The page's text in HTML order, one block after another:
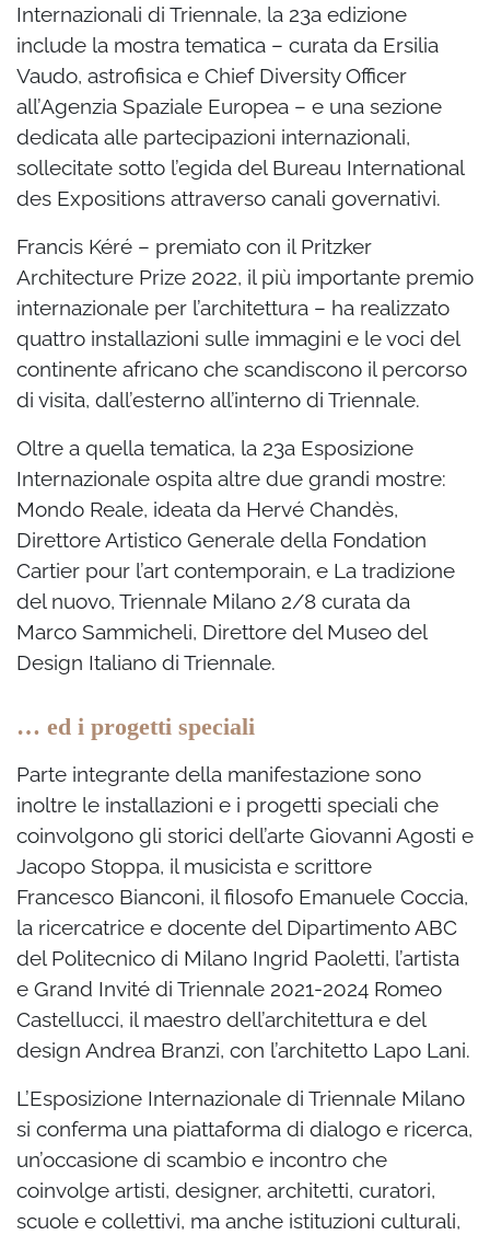
Internazionali di Triennale, la 23a edizione
include la mostra tematica – curata da Ersilia
Vaudo, astrofisica e Chief Diversity Officer
all’Agenzia Spaziale Europea – e una sezione
dedicata alle partecipazioni internazionali,
sollecitate sotto l’egida del Bureau International
des Expositions attraverso canali governativi.
Francis Kéré – premiato con il Pritzker
Architecture Prize 2022, il più importante premio
internazionale per l’architettura – ha realizzato
quattro installazioni sulle immagini e le voci del
continente africano che scandiscono il percorso
di visita, dall’esterno all’interno di Triennale.
Oltre a quella tematica, la 23a Esposizione
Internazionale ospita altre due grandi mostre:
Mondo Reale, ideata da Hervé Chandès,
Direttore Artistico Generale della Fondation
Cartier pour l’art contemporain, e La tradizione
del nuovo, Triennale Milano 2/8 curata da
Marco Sammicheli, Direttore del Museo del
Design Italiano di Triennale.
… ed i progetti speciali
Parte integrante della manifestazione sono
inoltre le installazioni e i progetti speciali che
coinvolgono gli storici dell’arte Giovanni Agosti e
Jacopo Stoppa, il musicista e scrittore
Francesco Bianconi, il filosofo Emanuele Coccia,
la ricercatrice e docente del Dipartimento ABC
del Politecnico di Milano Ingrid Paoletti, l’artista
e Grand Invité di Triennale 2021-2024 Romeo
Castellucci, il maestro dell’architettura e del
design Andrea Branzi, con l’architetto Lapo Lani.
L’Esposizione Internazionale di Triennale Milano
si conferma una piattaforma di dialogo e ricerca,
un’occasione di scambio e incontro che
coinvolge artisti, designer, architetti, curatori,
scuole e collettivi, ma anche istituzioni culturali,